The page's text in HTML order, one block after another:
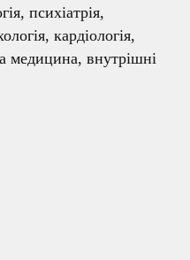
психіатрія,
кардіологія,
медицина, внутрішні